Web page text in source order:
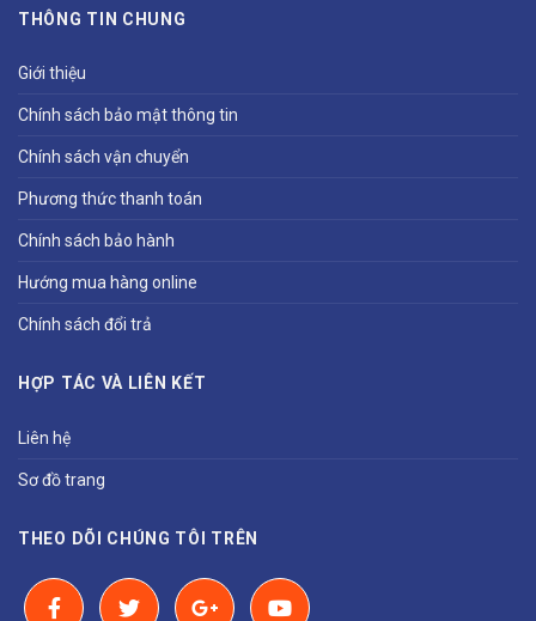
THÔNG TIN CHUNG
Giới thiệu
Chính sách bảo mật thông tin
Chính sách vận chuyển
Phương thức thanh toán
Chính sách bảo hành
Hướng mua hàng online
Chính sách đổi trả
HỢP TÁC VÀ LIÊN KẾT
Liên hệ
Sơ đồ trang
THEO DÕI CHÚNG TÔI TRÊN